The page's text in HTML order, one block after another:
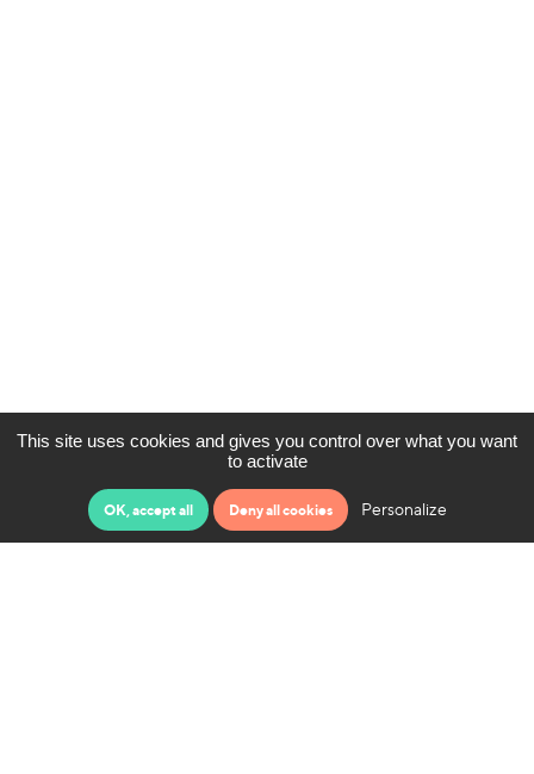
This site uses cookies and gives you control over what you want
to activate
OK, accept all Deny all cookies Personalize